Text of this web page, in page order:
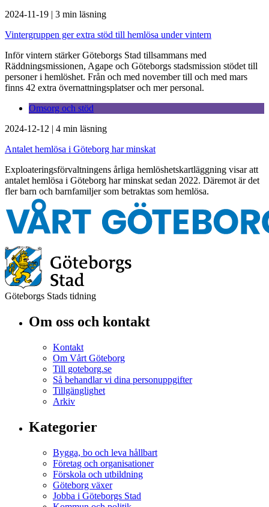
2024-11-19 | 3 min läsning
Vintergruppen ger extra stöd till hemlösa under vintern
Inför vintern stärker Göteborgs Stad tillsammans med
Räddningsmissionen, Agape och Göteborgs stadsmission stödet till
personer i hemlöshet. Från och med november till och med mars
finns 42 extra övernattningsplatser och mer personal.
Omsorg och stöd
2024-12-12 | 4 min läsning
Antalet hemlösa i Göteborg har minskat
Exploateringsförvaltningens årliga hemlöshetskartläggning visar att
antalet hemlösa i Göteborg har minskat sedan 2022. Däremot är det
fler barn och barnfamiljer som betraktas som hemlösa.
Göteborgs Stads tidning
Om oss och kontakt
Kontakt
Om Vårt Göteborg
Till goteborg.se
Så behandlar vi dina personuppgifter
Tillgänglighet
Arkiv
Kategorier
Bygga, bo och leva hållbart
Företag och organisationer
Förskola och utbildning
Göteborg växer
Jobba i Göteborgs Stad